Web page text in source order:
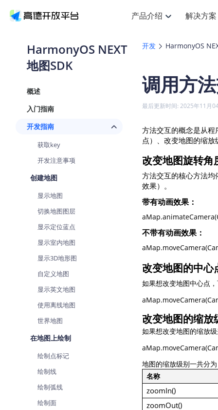
产品介绍
产品介绍
高德开放平台产品介绍
搜索定位
搜索 HOT
位置、周边、行政区、ID等查询
JS Android iOS
基于LBS的定位服务
Android iOS
地理/逆地理编码
位置名称与经纬度之间转换服务
JS Android iOS
地理围栏
Android iOS
天气查询
智能硬件定位
解决方案
解决方案
提供各行业LBS解决方案
提供LBS领域的Agent解决方案
提供智能守护与运动出行解决方
智能眼镜实时导航及智慧出行解
世界地图 NEW
面向开发者提供全球范围内LBS
智能两轮车 NEW
手机银行 NEW
提供手机银行APP地图应用
文档与支持
高德开放平台开发文档与
API
Web高级服务API
定价
开放平台产品定价
产品定价
技术服务许可
Android定位
浏览器定位
自定义地图
认证开发商
HarmonyOS NEXT
地图SDK
概述
入门指南
开发指南
获取key
开发注意事项
创建地图
显示地图
切换地图图层
显示定位蓝点
显示室内地图
显示3D地形图
自定义地图
显示英文地图
使用离线地图
世界地图
在地图上绘制
绘制点标记
绘制线
绘制弧线
绘制面
开发 HarmonyOS
调用方
最后更新时间: 2025年11月
方法交互的概念是从
点）、改变地图的缩
改变地图旋转角
方法交互的核心方法
效果）。
带有动画效果：
不带有动画效果：
改变地图的中心
如果想改变地图中心点
改变地图的缩放
如果想改变地图的缩放
地图的缩放级别一共分
名称
zoomIn()
zoomOut()